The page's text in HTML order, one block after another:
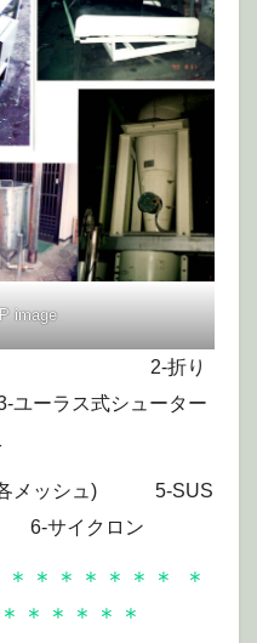
image
2-折り
ス式シューター
ッシュ) 5-SUS
イクロン
＊＊＊＊＊＊
＊
＊＊＊＊＊